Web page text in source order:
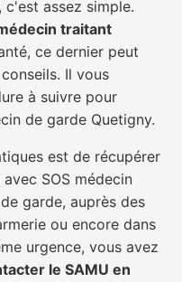
assez simple.
traitant
ce dernier peut
Il vous
à suivre pour
de garde Quetigny.
est de récupérer
SOS médecin
garde, auprès des
ou encore dans
urgence, vous avez
le SAMU en